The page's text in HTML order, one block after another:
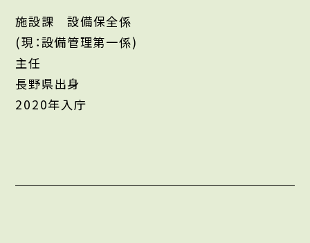
施設課 設備保全係
(現：設備管理第一係)
主任
長野県出身
2020年入庁